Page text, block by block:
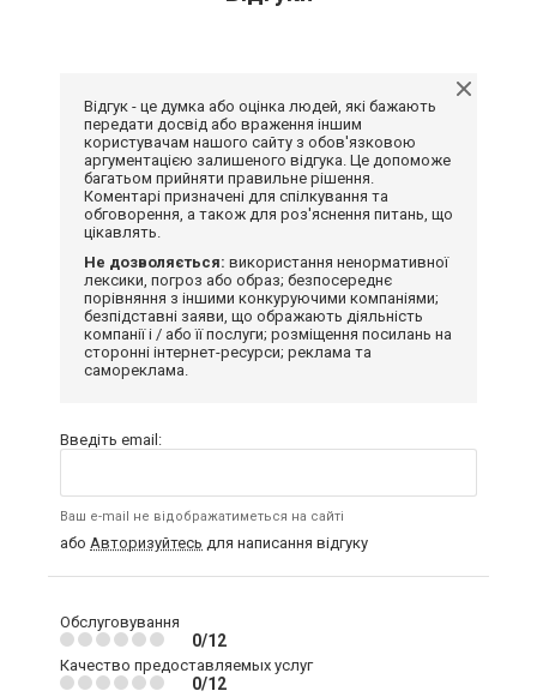
Відгук - це думка або оцінка людей, які бажають
передати досвід або враження іншим
користувачам нашого сайту з обов'язковою
аргументацією залишеного відгука. Це допоможе
багатьом прийняти правильне рішення.
Коментарі призначені для спілкування та
обговорення, а також для роз'яснення питань, що
цікавлять.
Не дозволяється: використання ненормативної
лексики, погроз або образ; безпосереднє
порівняння з іншими конкуруючими компаніями;
безпідставні заяви, що ображають діяльність
компанії і / або її послуги; розміщення посилань на
сторонні інтернет-ресурси; реклама та
самореклама.
Введіть email:
Ваш e-mail не відображатиметься на сайті
або Авторизуйтесь для написання відгуку
Обслуговування
0/12
Качество предоставляемых услуг
0/12